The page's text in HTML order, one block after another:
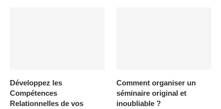
Développez les
Compétences
Relationnelles de vos
Comment organiser un
séminaire original et
inoubliable ?